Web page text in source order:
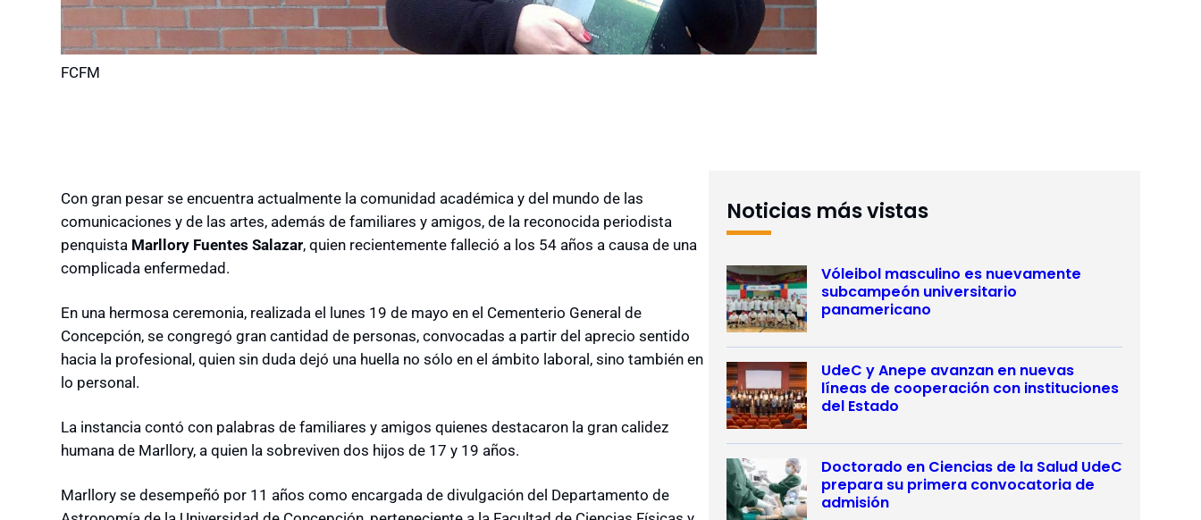
FCFM
Con gran pesar se encuentra actualmente la comunidad académica y del mundo de las
comunicaciones y de las artes, además de familiares y amigos, de la reconocida periodista
penquista Marllory Fuentes Salazar, quien recientemente falleció a los 54 años a causa de una
complicada enfermedad.
En una hermosa ceremonia, realizada el lunes 19 de mayo en el Cementerio General de
Concepción, se congregó gran cantidad de personas, convocadas a partir del aprecio sentido
hacia la profesional, quien sin duda dejó una huella no sólo en el ámbito laboral, sino también en
lo personal.
La instancia contó con palabras de familiares y amigos quienes destacaron la gran calidez
humana de Marllory, a quien la sobreviven dos hijos de 17 y 19 años.
Marllory se desempeñó por 11 años como encargada de divulgación del Departamento de
Noticias más vistas
Vóleibol masculino es nuevamente
subcampeón universitario
panamericano
UdeC y Anepe avanzan en nuevas
líneas de cooperación con instituciones
del Estado
Doctorado en Ciencias de la Salud UdeC
prepara su primera convocatoria de
admisión